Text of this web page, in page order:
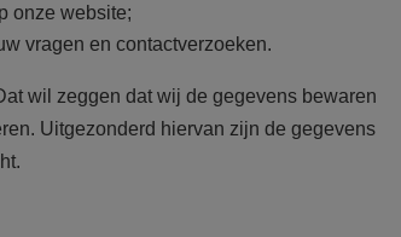
onze website;
vragen en contactverzoeken.
wil zeggen dat wij de gegevens bewaren
Uitgezonderd hiervan zijn de gegevens